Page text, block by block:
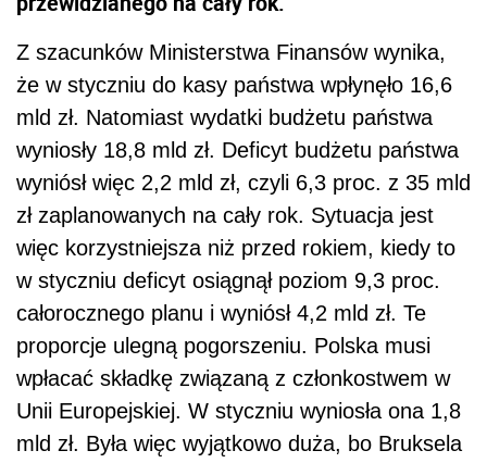
Z szacunków Ministerstwa Finansów wynika,
że w styczniu do kasy państwa wpłynęło 16,6
mld zł. Natomiast wydatki budżetu państwa
wyniosły 18,8 mld zł. Deficyt budżetu państwa
wyniósł więc 2,2 mld zł, czyli 6,3 proc. z 35 mld
zł zaplanowanych na cały rok. Sytuacja jest
więc korzystniejsza niż przed rokiem, kiedy to
w styczniu deficyt osiągnął poziom 9,3 proc.
całorocznego planu i wyniósł 4,2 mld zł. Te
proporcje ulegną pogorszeniu. Polska musi
wpłacać składkę związaną z członkostwem w
Unii Europejskiej. W styczniu wyniosła ona 1,8
mld zł. Była więc wyjątkowo duża, bo Bruksela